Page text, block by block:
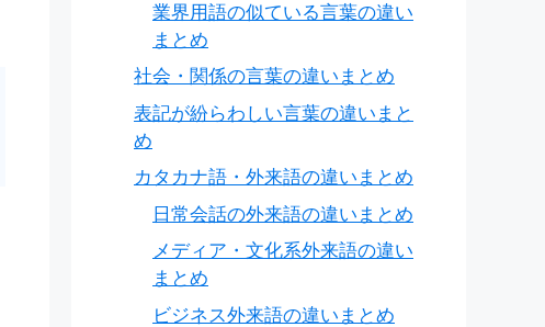
業界用語の似ている言葉の違い
まとめ
社会・関係の言葉の違いまとめ
表記が紛らわしい言葉の違いまと
め
カタカナ語・外来語の違いまとめ
日常会話の外来語の違いまとめ
メディア・文化系外来語の違い
まとめ
ビジネス外来語の違いまとめ